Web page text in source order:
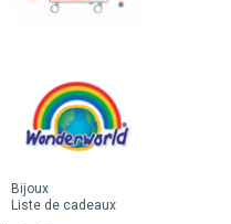
Bijoux
Liste de cadeaux